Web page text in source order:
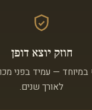
חוזק יוצא דופן
— עמיד בפני
לאורך שנים.